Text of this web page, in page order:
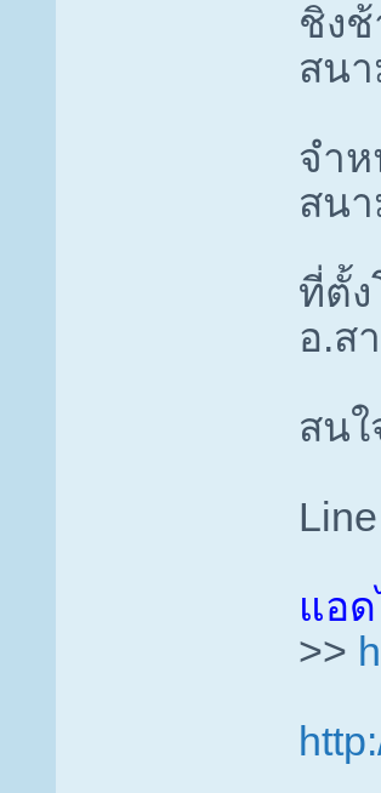
ชิง
สน
จำห
สน
ที่ตั้ง
อ.ส
สน
แอ
>>